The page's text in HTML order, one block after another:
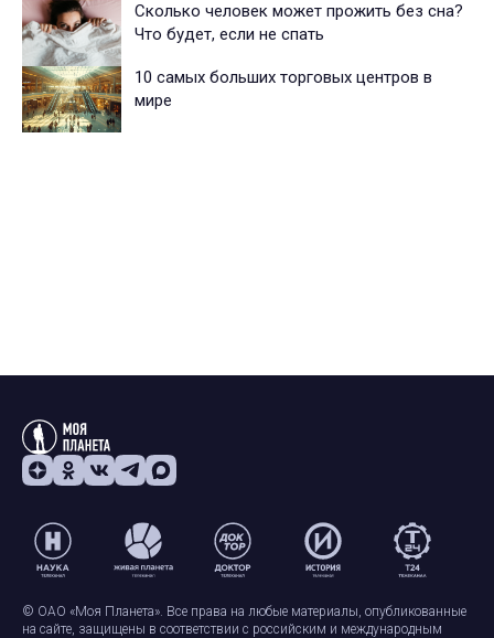
Сколько человек может прожить без сна?
Что будет, если не спать
10 самых больших торговых центров в
мире
© ОАО «Моя Планета». Все права на любые материалы, опубликованные
на сайте, защищены в соответствии с российским и международным